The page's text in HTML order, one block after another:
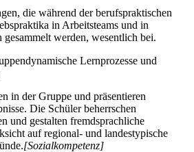
die während der berufspraktischen
in Arbeitsteams und in
gesammelt werden, wesentlich bei.
Lernprozesse und
in der Gruppe und präsentieren
Die Schüler beherrschen
und gestalten fremdsprachliche
auf regional- und landestypische
[Sozialkompetenz]